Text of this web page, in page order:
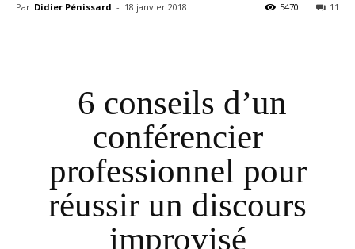
Par Didier Pénissard - 18 janvier 2018 11
5470
6 conseils d’un
conférencier
professionnel pour
réussir un discours
improvisé